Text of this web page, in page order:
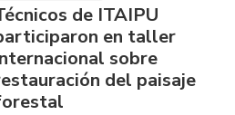
de ITAIPU
en taller
sobre
del paisaje